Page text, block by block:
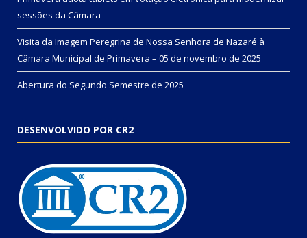
sessões da Câmara
Visita da Imagem Peregrina de Nossa Senhora de Nazaré à
Câmara Municipal de Primavera – 05 de novembro de 2025
Abertura do Segundo Semestre de 2025
DESENVOLVIDO POR CR2